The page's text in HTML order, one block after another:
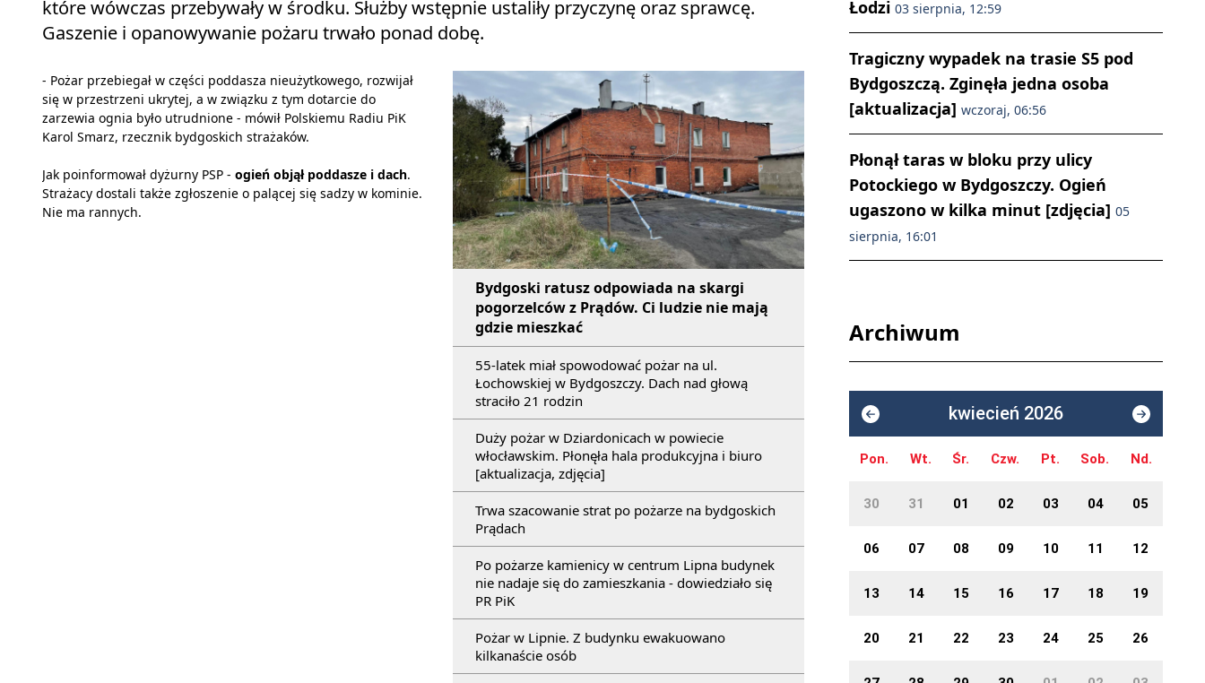
które wówczas przebywały w środku. Służby wstępnie ustaliły przyczynę oraz sprawcę.
Gaszenie i opanowywanie pożaru trwało ponad dobę.
Bydgoski ratusz odpowiada na skargi
pogorzelców z Prądów. Ci ludzie nie mają
gdzie mieszkać
55-latek miał spowodować pożar na ul.
Łochowskiej w Bydgoszczy. Dach nad głową
straciło 21 rodzin
Duży pożar w Dziardonicach w powiecie
włocławskim. Płonęła hala produkcyjna i biuro
[aktualizacja, zdjęcia]
Trwa szacowanie strat po pożarze na bydgoskich
Prądach
Po pożarze kamienicy w centrum Lipna budynek
nie nadaje się do zamieszkania - dowiedziało się
PR PiK
Pożar w Lipnie. Z budynku ewakuowano
kilkanaście osób
- Pożar przebiegał w części poddasza nieużytkowego, rozwijał
się w przestrzeni ukrytej, a w związku z tym dotarcie do
zarzewia ognia było utrudnione - mówił Polskiemu Radiu PiK
Karol Smarz, rzecznik bydgoskich strażaków.
Jak poinformował dyżurny PSP - ogień objął poddasze i dach.
Strażacy dostali także zgłoszenie o palącej się sadzy w kominie.
Nie ma rannych.
Łodzi 03 sierpnia, 12:59
Tragiczny wypadek na trasie S5 pod
Bydgoszczą. Zginęła jedna osoba
[aktualizacja] wczoraj, 06:56
Płonął taras w bloku przy ulicy
Potockiego w Bydgoszczy. Ogień
ugaszono w kilka minut [zdjęcia] 05
sierpnia, 16:01
Archiwum
kwiecień 2026
Pon. Wt. Śr. Czw. Pt. Sob. Nd.
30 31 01 02 03 04 05
06 07 08 09 10 11 12
13 14 15 16 17 18 19
20 21 22 23 24 25 26